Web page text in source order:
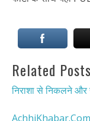
Related Posts
निराशा से निकलने